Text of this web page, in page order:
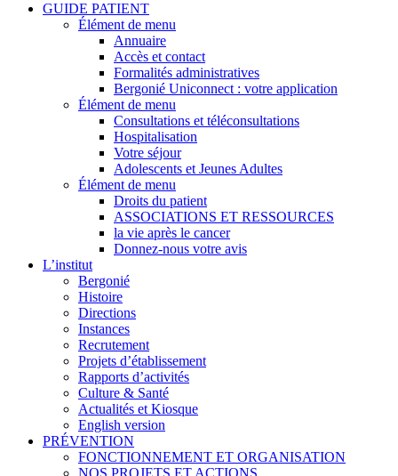
GUIDE PATIENT
Élément de menu
Annuaire
Accès et contact
Formalités administratives
Bergonié Uniconnect : votre application
Élément de menu
Consultations et téléconsultations
Hospitalisation
Votre séjour
Adolescents et Jeunes Adultes
Élément de menu
Droits du patient
ASSOCIATIONS ET RESSOURCES
la vie après le cancer
Donnez-nous votre avis
L’institut
Bergonié
Histoire
Directions
Instances
Recrutement
Projets d’établissement
Rapports d’activités
Culture & Santé
Actualités et Kiosque
English version
PRÉVENTION
FONCTIONNEMENT ET ORGANISATION
NOS PROJETS ET ACTIONS